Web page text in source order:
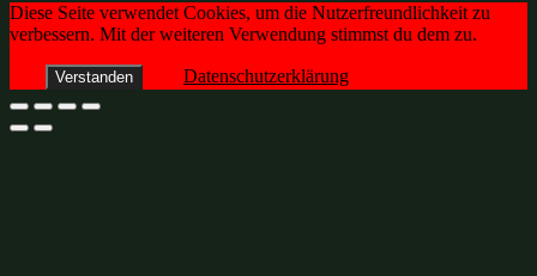
Diese Seite verwendet Cookies, um die Nutzerfreundlichkeit zu
verbessern. Mit der weiteren Verwendung stimmst du dem zu.
Verstanden Datenschutzerklärung